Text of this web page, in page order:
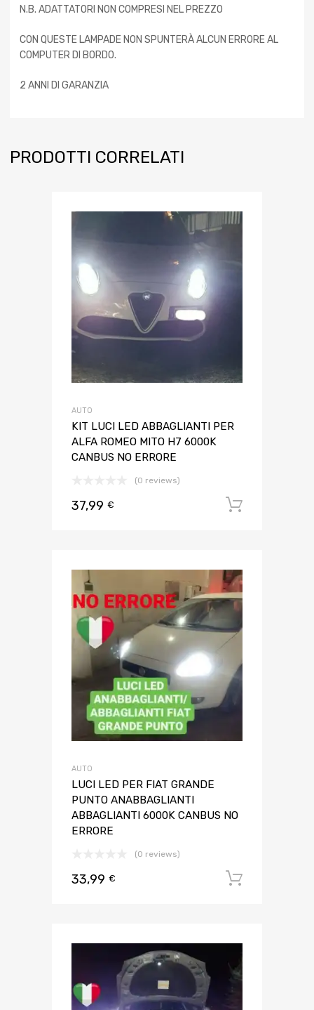
N.B. ADATTATORI NON COMPRESI NEL PREZZO
CON QUESTE LAMPADE NON SPUNTERÀ ALCUN ERRORE AL
COMPUTER DI BORDO.
2 ANNI DI GARANZIA
PRODOTTI CORRELATI
AUTO
KIT LUCI LED ABBAGLIANTI PER
ALFA ROMEO MITO H7 6000K
CANBUS NO ERRORE
(0 reviews)
37,99 €
AUTO
LUCI LED PER FIAT GRANDE
PUNTO ANABBAGLIANTI
ABBAGLIANTI 6000K CANBUS NO
ERRORE
(0 reviews)
33,99 €